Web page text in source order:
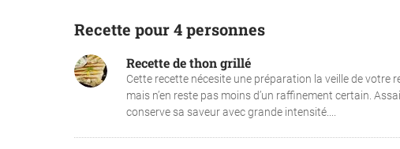
Recette pour 4 personnes
Recette de thon grillé
Cette recette nécesite une préparation la veille de votre
mais n’en reste pas moins d’un raffinement certain.
conserve sa saveur avec grande intensité....